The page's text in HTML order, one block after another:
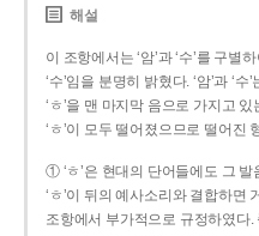
해설
이 조항에서는 ‘암’과 ‘수’를 구별
‘수’임을 분명히 밝혔다. ‘암’과 ‘수
‘ㅎ’을 맨 마지막 음으로 가지고
‘ㅎ’이 모두 떨어졌으므로 떨어진
① ‘ㅎ’은 현대의 단어들에도 그 발
‘ㅎ’이 뒤의 예사소리와 결합하면
조항에서 부가적으로 규정하였다.